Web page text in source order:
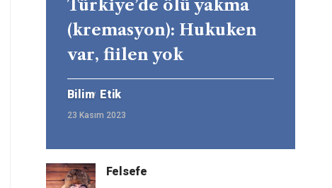
Türkiye’de ölü yakma
(kremasyon): Hukuken
var, fiilen yok
Bilim Etik
23 Kasım 2023
Felsefe